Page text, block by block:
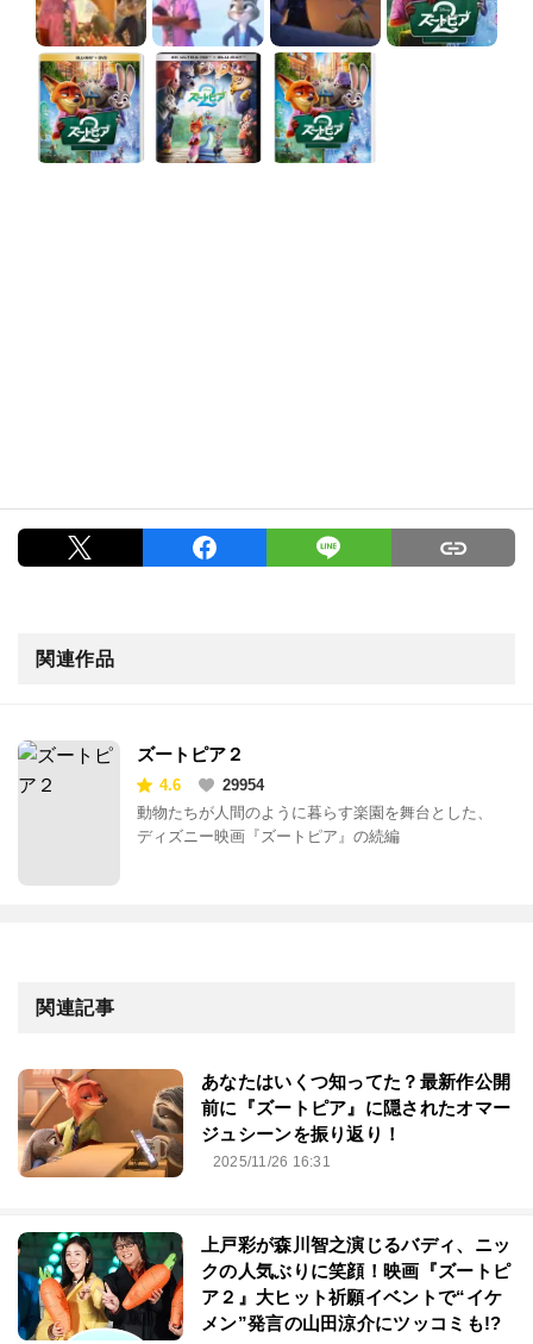
関連作品
ズートピア２
4.6
29954
動物たちが人間のように暮らす楽園を舞台とした、
ディズニー映画『ズートピア』の続編
関連記事
あなたはいくつ知ってた？最新作公開
前に『ズートピア』に隠されたオマー
ジュシーンを振り返り！
2025/11/26 16:31
上戸彩が森川智之演じるバディ、ニッ
クの人気ぶりに笑顔！映画『ズートピ
ア２』大ヒット祈願イベントで“イケ
メン”発言の山田涼介にツッコミも!?